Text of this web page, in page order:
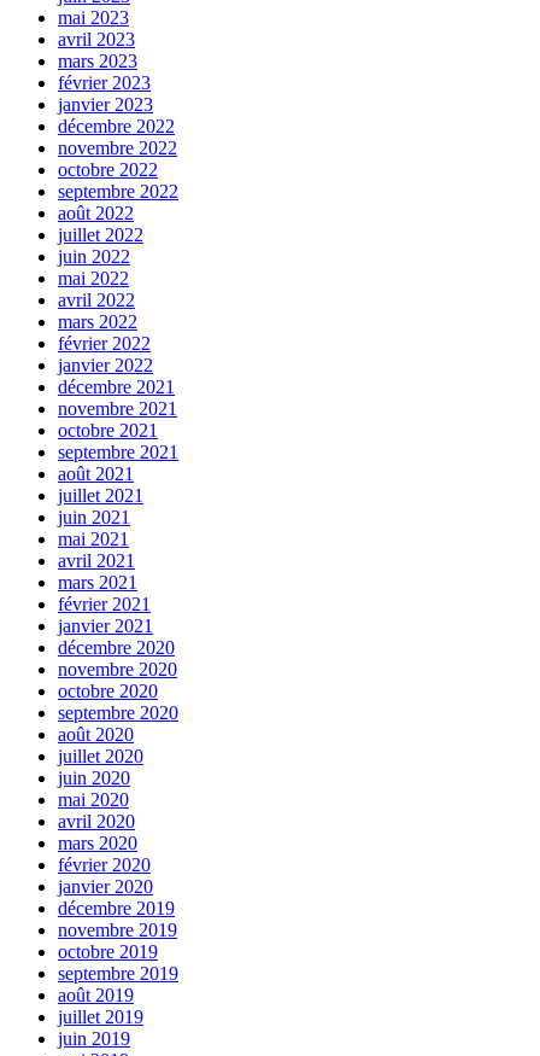
mai 2023
avril 2023
mars 2023
février 2023
janvier 2023
décembre 2022
novembre 2022
octobre 2022
septembre 2022
août 2022
juillet 2022
juin 2022
mai 2022
avril 2022
mars 2022
février 2022
janvier 2022
décembre 2021
novembre 2021
octobre 2021
septembre 2021
août 2021
juillet 2021
juin 2021
mai 2021
avril 2021
mars 2021
février 2021
janvier 2021
décembre 2020
novembre 2020
octobre 2020
septembre 2020
août 2020
juillet 2020
juin 2020
mai 2020
avril 2020
mars 2020
février 2020
janvier 2020
décembre 2019
novembre 2019
octobre 2019
septembre 2019
août 2019
juillet 2019
juin 2019